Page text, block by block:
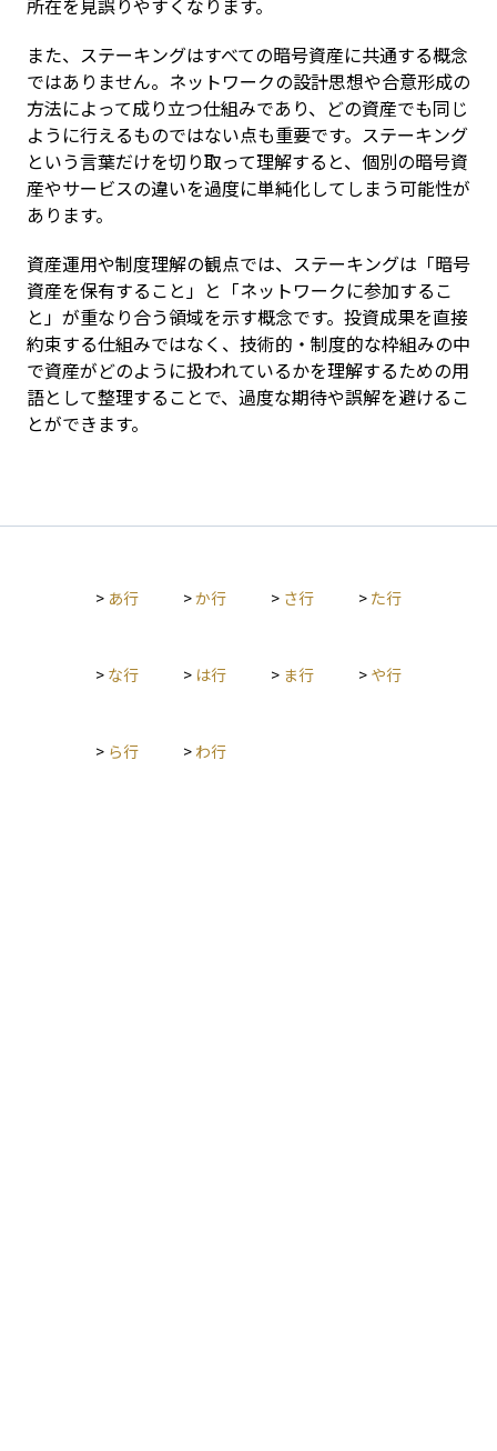
所在を見誤りやすくなります。
また、ステーキングはすべての暗号資産に共通する概念
ではありません。ネットワークの設計思想や合意形成の
方法によって成り立つ仕組みであり、どの資産でも同じ
ように行えるものではない点も重要です。ステーキング
という言葉だけを切り取って理解すると、個別の暗号資
産やサービスの違いを過度に単純化してしまう可能性が
あります。
資産運用や制度理解の観点では、ステーキングは「暗号
資産を保有すること」と「ネットワークに参加するこ
と」が重なり合う領域を示す概念です。投資成果を直接
約束する仕組みではなく、技術的・制度的な枠組みの中
で資産がどのように扱われているかを理解するための用
語として整理することで、過度な期待や誤解を避けるこ
とができます。
> あ行 >か行 > さ行 > た行
> な行 > は行 > ま行 > や行
> ら行 > わ行